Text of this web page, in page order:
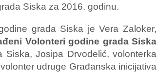
Siska za 2016. godinu.
grada Siska je Vera Zaloker,
Volonteri godine grada Siska
Siska, Josipa Drvodelić, volonterka
udruge Građanska inicijativa